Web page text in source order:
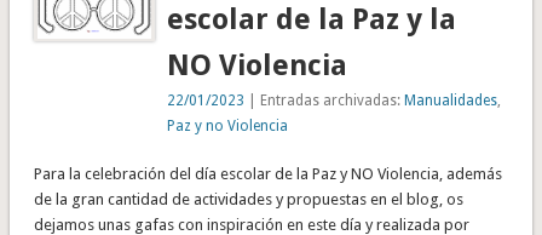
escolar de la Paz y la
NO Violencia
22/01/2023 | Entradas archivadas:Manualidades
Paz y no Violencia
Para la celebración del día escolar de la Paz y NO Violencia, además
de la gran cantidad de actividades y propuestas en el blog, os
dejamos unas gafas con inspiración en este día y realizada por